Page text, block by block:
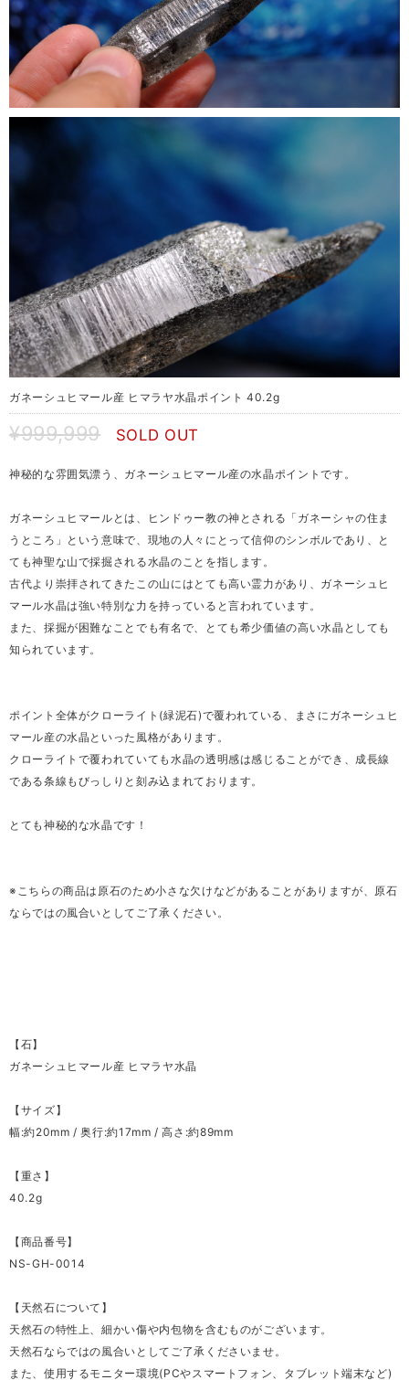
ガネーシュヒマール産 ヒマラヤ水晶ポイント 40.2g
¥999,999 SOLD OUT
神秘的な雰囲気漂う、ガネーシュヒマール産の水晶ポイントです。
ガネーシュヒマールとは、ヒンドゥー教の神とされる「ガネーシャの住ま
うところ」という意味で、現地の人々にとって信仰のシンボルであり、と
ても神聖な山で採掘される水晶のことを指します。
古代より崇拝されてきたこの山にはとても高い霊力があり、ガネーシュヒ
マール水晶は強い特別な力を持っていると言われています。
また、採掘が困難なことでも有名で、とても希少価値の高い水晶としても
知られています。
ポイント全体がクローライト(緑泥石)で覆われている、まさにガネーシュヒ
マール産の水晶といった風格があります。
クローライトで覆われていても水晶の透明感は感じることができ、成長線
である条線もびっしりと刻み込まれております。
とても神秘的な水晶です！
※こちらの商品は原石のため小さな欠けなどがあることがありますが、原石
ならではの風合いとしてご了承ください。
【石】
ガネーシュヒマール産 ヒマラヤ水晶
【サイズ】
幅:約20mm / 奥行:約17mm / 高さ:約89mm
【重さ】
40.2g
【商品番号】
NS-GH-0014
【天然石について】
天然石の特性上、細かい傷や内包物を含むものがございます。
天然石ならではの風合いとしてご了承くださいませ。
また、使用するモニター環境(PCやスマートフォン、タブレット端末など)